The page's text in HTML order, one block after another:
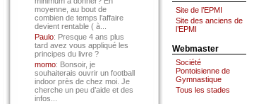
moyenne, au bout de
combien de temps l’affaire
devient rentable ( à...
Paulo: Presque 4 ans plus
tard avez vous appliqué les
principes du livre ?
momo: Bonsoir, je
souhaiterais ouvrir un football
indoor près de chez moi. Je
cherche un peu d’aide et des
infos...
Site de l’EPMI
Site des anciens de
l’EPMI
Webmaster
Société
Pontoisienne de
Gymnastique
Tous les stades